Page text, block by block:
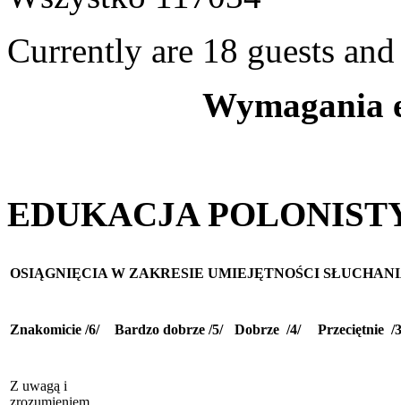
Currently are 18 guests
Wymagania
EDUKACJA
OSIĄGNIĘCIA W ZAKRESIE UMIEJĘTNOŚCI
Znakomicie /6/ Bardzo dobrze /5/ Dobrze /4/ Przeciętnie /
Z uwagą i
zrozumieniem